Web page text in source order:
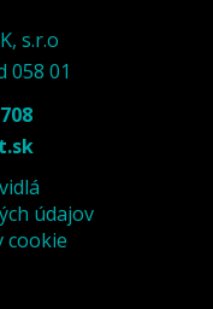
s.r.o
058 01
údajov
cookie